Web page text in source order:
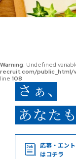
Warning: Undefined
recruit.com/
line 108
応募・エン
はコチラ